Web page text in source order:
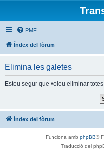
PMF
Índex del fòrum
Elimina les galetes
Esteu segur que voleu eliminar
Índex del fòrum
Funciona amb phpBB®
Traducció del